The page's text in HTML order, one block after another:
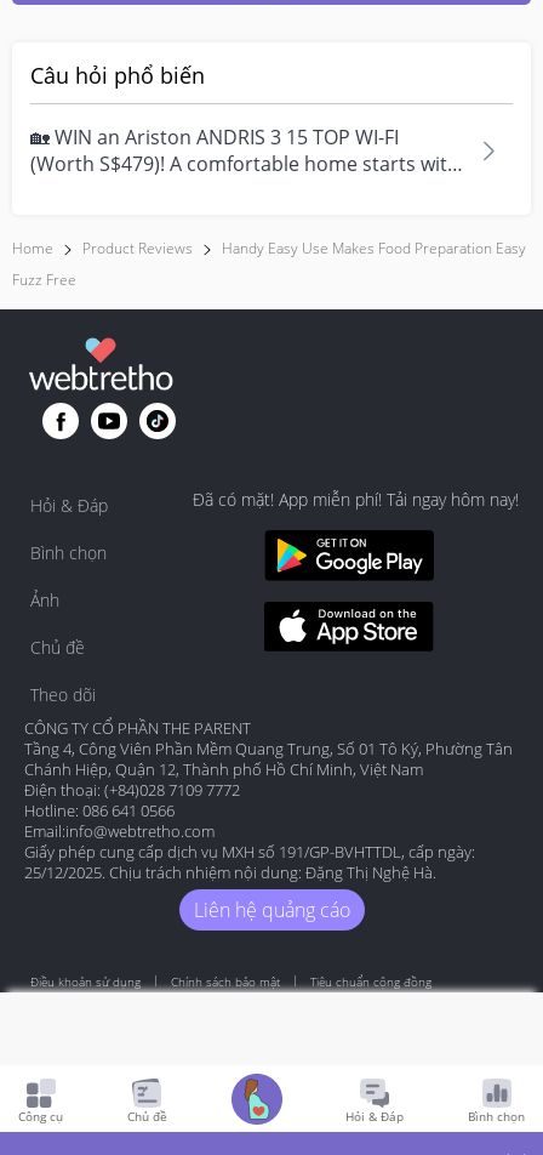
Câu hỏi phổ biến
🏡 WIN an Ariston ANDRIS 3 15 TOP WI-FI
(Worth S$479)! A comfortable home starts with
Home Product Reviews
Handy Easy Use Makes Food Preparation Easy
Fuzz Free
Hỏi & Đáp
Bình chọn
Ảnh
Chủ đề
Theo dõi
Đã có mặt! App miễn phí! Tải ngay hôm nay!
CÔNG TY CỔ PHẦN THE PARENT
Tầng 4, Công Viên Phần Mềm Quang Trung, Số 01 Tô Ký, Phường Tân
Chánh Hiệp, Quận 12, Thành phố Hồ Chí Minh, Việt Nam
Điện thoại: (+84)028 7109 7772
Hotline: 086 641 0566
Email:info@webtretho.com
Giấy phép cung cấp dịch vụ MXH số 191/GP-BVHTTDL, cấp ngày:
25/12/2025. Chịu trách nhiệm nội dung: Đặng Thị Nghệ Hà.
Liên hệ quảng cáo
Điều khoản sử dụng Chính sách bảo mật Tiêu chuẩn cộng đồng
Công cụ Chủ đề Hỏi & Đáp Bình chọn